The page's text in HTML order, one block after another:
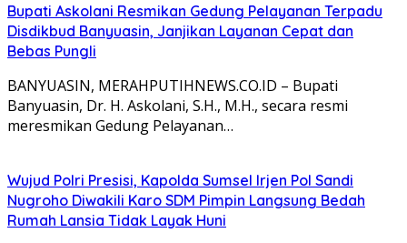
Bupati Askolani Resmikan Gedung Pelayanan Terpadu
Disdikbud Banyuasin, Janjikan Layanan Cepat dan
Bebas Pungli
BANYUASIN, MERAHPUTIHNEWS.CO.ID – Bupati
Banyuasin, Dr. H. Askolani, S.H., M.H., secara resmi
meresmikan Gedung Pelayanan…
Wujud Polri Presisi, Kapolda Sumsel Irjen Pol Sandi
Nugroho Diwakili Karo SDM Pimpin Langsung Bedah
Rumah Lansia Tidak Layak Huni